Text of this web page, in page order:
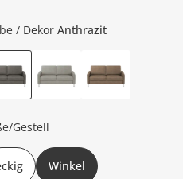
/ Dekor Anthrazit
Gestell
Winkel